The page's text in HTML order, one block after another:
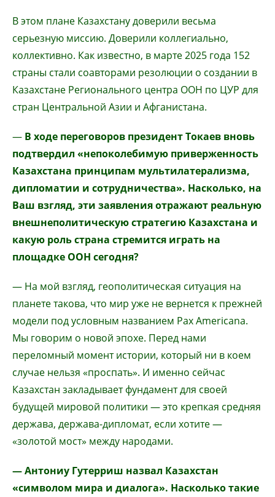
В этом плане Казахстану доверили весьма
серьезную миссию. Доверили коллегиально,
коллективно. Как известно, в марте 2025 года 152
страны стали соавторами резолюции о создании в
Казахстане Регионального центра ООН по ЦУР для
стран Центральной Азии и Афганистана.
— В ходе переговоров президент Токаев вновь
подтвердил «непоколебимую приверженность
Казахстана принципам мультилатерализма,
дипломатии и сотрудничества». Насколько, на
Ваш взгляд, эти заявления отражают реальную
внешнеполитическую стратегию Казахстана и
какую роль страна стремится играть на
площадке ООН сегодня?
— На мой взгляд, геополитическая ситуация на
планете такова, что мир уже не вернется к прежней
модели под условным названием Pax Americana.
Мы говорим о новой эпохе. Перед нами
переломный момент истории, который ни в коем
случае нельзя «проспать». И именно сейчас
Казахстан закладывает фундамент для своей
будущей мировой политики — это крепкая средняя
держава, держава-дипломат, если хотите —
«золотой мост» между народами.
— Антониу Гутерриш назвал Казахстан
«символом мира и диалога». Насколько такие